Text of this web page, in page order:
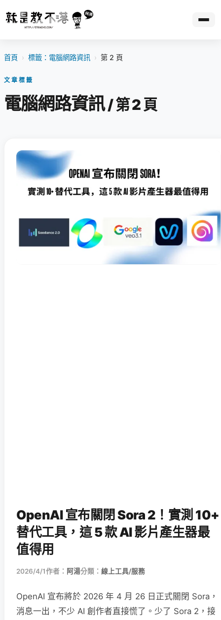
首頁 › 標籤：電腦網路資訊 › 第 2 頁
文章標籤
電腦網路資訊/ 第 2 頁
OpenAI 宣布關閉 Sora 2！實測 10+
替代工具，這 5 款 AI 影片產生器最
值得用
2026/4/1作者： 阿湯分類： 線上工具/服務
OpenAI 宣布將於 2026 年 4 月 26 日正式關閉 Sora，
消息一出，不少 AI 創作者直接慌了。少了 Sora 2，接